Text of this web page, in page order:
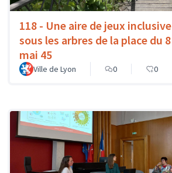
118 - Une aire de jeux inclusive
sous les arbres de la place du 8
mai 45
Ville de Lyon 0 0